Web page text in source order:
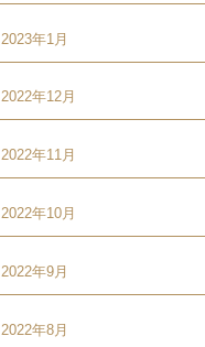
2023年1月
2022年12月
2022年11月
2022年10月
2022年9月
2022年8月